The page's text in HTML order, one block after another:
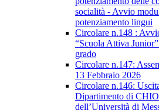
socialità - Avvio
potenziamento lingui
Circolare n.148 :
“Scuola Attiva
grado
Circolare n.147:
13 Febbraio 2026
Circolare n.146:
Dipartimento di
dell’Università di